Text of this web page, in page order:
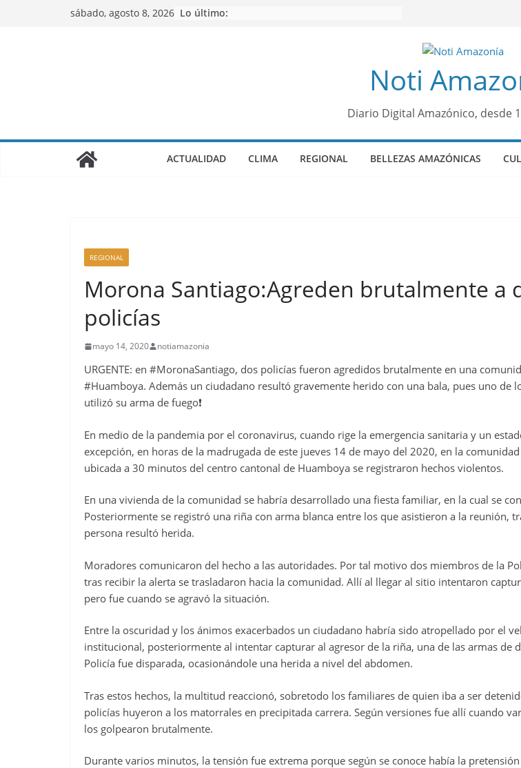
sábado, agosto 8, 2026 Lo último:
Noti
Diario Digital Amazónico, desde
ACTUALIDAD CLIMA REGIONAL BELLEZAS AMAZÓNICAS
REGIONAL
Morona Santiago:Agreden brutalmente a
policías
mayo 14, 2020 notiamazonia
URGENTE: en #MoronaSantiago, dos policías fueron agredidos brutalmente en una
#Huamboya. Además un ciudadano resultó gravemente herido con una bala, pues uno de
utilizó su arma de fuego❗
En medio de la pandemia por el coronavirus, cuando rige la emergencia sanitaria y un
excepción, en horas de la madrugada de este jueves 14 de mayo del 2020, en la comunidad
ubicada a 30 minutos del centro cantonal de Huamboya se registraron hechos violentos.
En una vivienda de la comunidad se habría desarrollado una fiesta familiar, en la cual se
Posteriormente se registró una riña con arma blanca entre los que asistieron a la reunión,
persona resultó herida.
Moradores comunicaron del hecho a las autoridades. Por tal motivo dos miembros de la
tras recibir la alerta se trasladaron hacia la comunidad. Allí al llegar al sitio intentaron
pero fue cuando se agravó la situación.
Entre la oscuridad y los ánimos exacerbados un ciudadano habría sido atropellado por el
institucional, posteriormente al intentar capturar al agresor de la riña, una de las armas de
Policía fue disparada, ocasionándole una herida a nivel del abdomen.
Tras estos hechos, la multitud reaccionó, sobretodo los familiares de quien iba a ser
policías huyeron a los matorrales en precipitada carrera. Según versiones fue allí cuando
los golpearon brutalmente.
Durante varios minutos, la tensión fue extrema porque según se conoce había la